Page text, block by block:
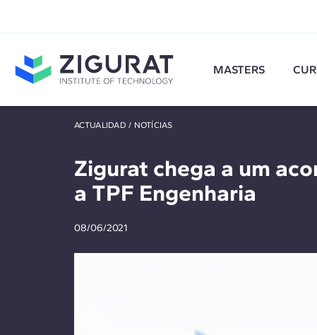
MASTERS
ACTUALIDAD / NOTÍCIAS
Zigurat chega a um
a TPF Engenharia
08/06/2021